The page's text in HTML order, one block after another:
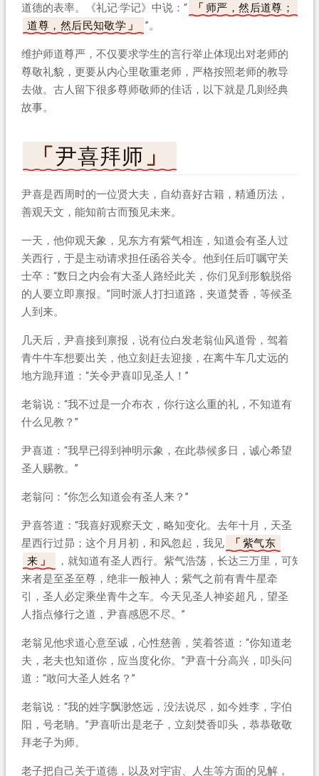
道德的表率。《礼记·学记》中说：“
师严，然后道尊；
道尊，然后民知敬学
”。
维护师道尊严，不仅要求学生的言行举止体现出对老师的
尊敬礼貌，更要从内心里敬重老师，严格按照老师的教导
去做。古人留下很多尊师敬师的佳话，以下就是几则经典
故事。
尹喜拜师
尹喜是西周时的一位贤大夫，自幼喜好古籍，精通历法，
善观天文，能知前古而预见未来。
一天，他仰观天象，见东方有紫气相连，知道会有圣人过
关西行，于是主动请求担任函谷关令。他到任后叮嘱守关
士卒：“数日之内会有大圣人路经此关，你们见到形貌脱俗
的人要立即禀报。”同时派人打扫道路，夹道焚香，等候圣
人到来。
几天后，尹喜接到禀报，说有位白发老翁仙风道骨，驾着
青牛牛车想要出关，他立刻赶去迎接，在离牛车几丈远的
地方跪拜道：“关令尹喜叩见圣人！”
老翁说：“我不过是一介布衣，你行这么重的礼，不知道有
什么见教？”
尹喜道：“我早已得到神明示象，在此恭候多日，诚心希望
圣人赐教。”
老翁问：“你怎么知道会有圣人来？”
尹喜答道：“我喜好观察天文，略知变化。去年十月，天圣
星西行过昴；这个月月初，和风忽起，我见
紫气东
来
，就知道有圣人西行。紫气浩荡，长达三万里，可知
来者是至圣至尊，绝非一般神人；紫气之前有青牛星牵
引，圣人必定乘坐青牛之车。今天见圣人神姿超凡，望圣
人指点修行之道，尹喜感恩不尽。”
老翁见他求道心意至诚，心性慈善，笑着答道：“你知道老
夫，老夫也知道你，应当度化你。”尹喜十分高兴，叩头问
道：“敢问大圣人姓名？”
老翁说：“我的姓字飘渺悠远，没法说尽，如今姓李，字伯
阳，号老聃。”尹喜听出是老子，立刻焚香叩头，恭恭敬敬
拜老子为师。
老子把自己关于道德，以及对宇宙、人生等方面的见解，